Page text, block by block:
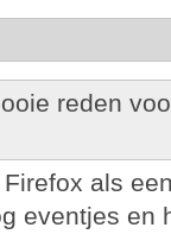
reden
als
eventjes en